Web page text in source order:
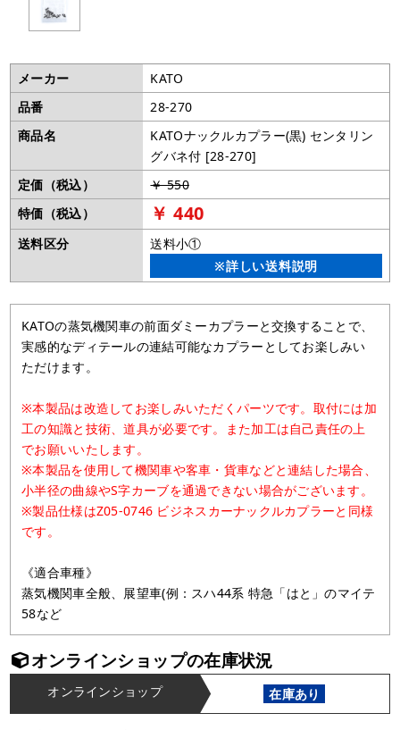
メーカー
KATO
品番
28-270
商品名
KATOナックルカプラー(黒) センタリン
グバネ付 [28-270]
定価（税込）
￥ 550
特価（税込）
￥ 440
送料区分
送料小①
※詳しい送料説明
KATOの蒸気機関車の前面ダミーカプラーと交換することで、
実感的なディテールの連結可能なカプラーとしてお楽しみい
ただけます。
※本製品は改造してお楽しみいただくパーツです。取付には加
工の知識と技術、道具が必要です。また加工は自己責任の上
でお願いいたします。
※本製品を使用して機関車や客車・貨車などと連結した場合、
小半径の曲線やS字カーブを通過できない場合がございます。
※製品仕様はZ05-0746 ビジネスカーナックルカプラーと同様
です。
《適合車種》
蒸気機関車全般、展望車(例：スハ44系 特急「はと」のマイテ
58など
オンラインショップの在庫状況
オンラインショップ 在庫あり